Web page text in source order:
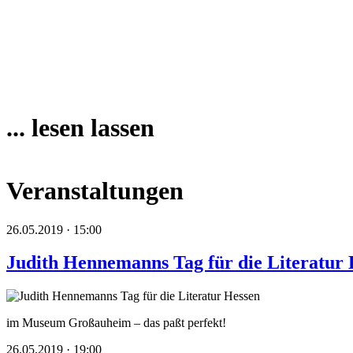
... lesen lassen
Veranstaltungen
26.05.2019 · 15:00
Judith Hennemanns Tag für die Literatur
im Museum Großauheim – das paßt perfekt!
26.05.2019 · 19:00